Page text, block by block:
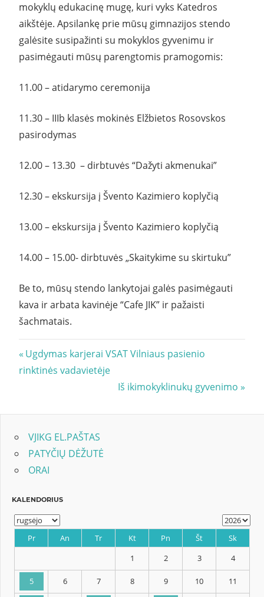
mokyklų edukacinę mugę, kuri vyks Katedros
aikštėje. Apsilankę prie mūsų gimnazijos stendo
galėsite susipažinti su mokyklos gyvenimu ir
pasimėgauti mūsų parengtomis pramogomis:
11.00 – atidarymo ceremonija
11.30 – IIIb klasės mokinės Elžbietos Rosovskos
pasirodymas
12.00 – 13.30 – dirbtuvės “Dažyti akmenukai”
12.30 – ekskursija į Švento Kazimiero koplyčią
13.00 – ekskursija į Švento Kazimiero koplyčią
14.00 – 15.00- dirbtuvės „Skaitykime su skirtuku”
Be to, mūsų stendo lankytojai galės pasimėgauti
kava ir arbata kavinėje “Cafe JIK” ir pažaisti
šachmatais.
Navigacija
tarp
Previous
Post:
Ugdymas karjerai VSAT Vilniaus pasienio
rinktinės vadavietėje
Next
Iš ikimokyklinukų gyvenimo
VJIKG EL.PAŠTAS
PATYČIŲ DĖŽUTĖ
ORAI